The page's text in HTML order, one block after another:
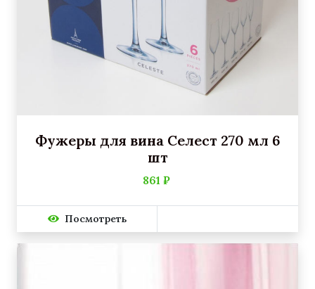
Фужеры для вина Селест 270 мл 6
шт
861 ₽
Посмотреть